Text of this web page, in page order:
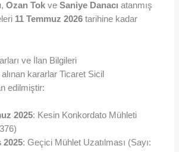
,Ozan Tok veSaniye Danacı atanmış
11 Temmuz 2026 tarihine kadar
ve İlan Bilgileri
kararlar Ticaret Sicil
edilmiştir:
2025: Kesin Konkordato Mühleti
2025: Geçici Mühlet Uzatılması (Sayı: